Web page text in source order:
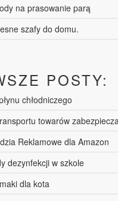
na prasowanie parą
szafy do domu.
POSTY:
chłodniczego
towarów
Reklamowe dla Amazon
dezynfekcji w szkole
dla kota